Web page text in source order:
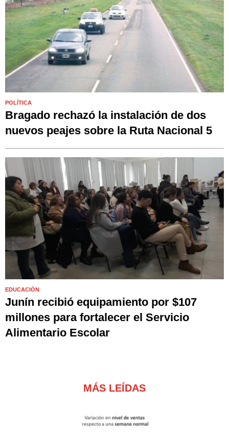
POLÍTICA
Bragado rechazó la instalación de dos
nuevos peajes sobre la Ruta Nacional 5
EDUCACIÓN
Junín recibió equipamiento por $107
millones para fortalecer el Servicio
Alimentario Escolar
MÁS LEÍDAS